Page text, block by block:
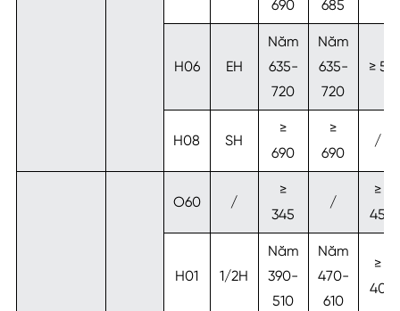
690
685
H06 EH
Năm
635-
720
Năm
635-
720
≥ 5
H08 SH
≥
690
≥
690
/
O60 /
≥
345
/
≥
45
H01 1/2H
Năm
390-
510
Năm
470-
610
≥
40